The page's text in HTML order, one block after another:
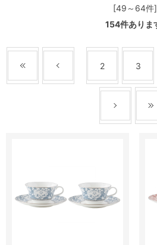
[49～64件]
154件ありま
2 3